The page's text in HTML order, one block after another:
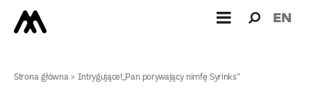
dla: EN
Strona główna>Intrygujące!„Pan porywający nimfę Syrinks”